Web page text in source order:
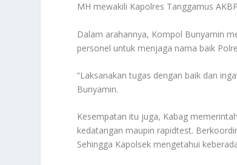
MH mewakili Kapolres Tanggamus
Dalam arahannya, Kompol Bunyamin
personel untuk menjaga nama baik
“Laksanakan tugas dengan baik dan
Bunyamin.
Kesempatan itu juga, Kabag
kedatangan maupin rapidtest.
Sehingga Kapolsek mengetahui